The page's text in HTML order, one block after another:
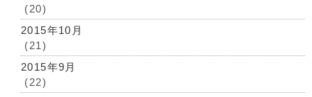
(20)
2015年10月
(21)
2015年9月
(22)